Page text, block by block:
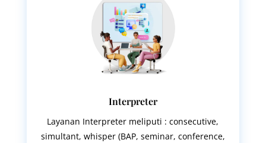
Interpreter
Layanan Interpreter meliputi : consecutive,
simultant, whisper (BAP, seminar, conference,